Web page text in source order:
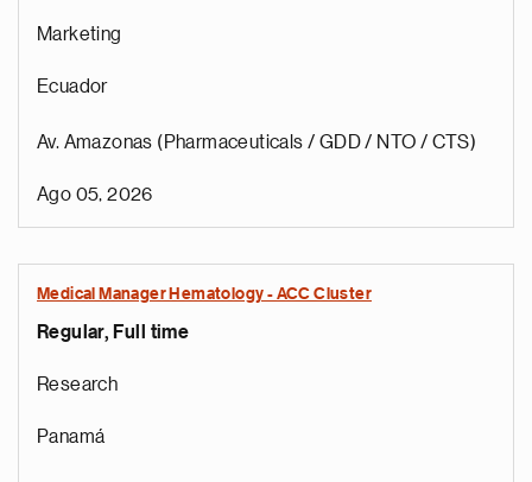
Marketing
Ecuador
Av. Amazonas (Pharmaceuticals / GDD / NTO / CTS)
Ago 05, 2026
Medical Manager Hematology - ACC Cluster
Regular, Full time
Research
Panamá